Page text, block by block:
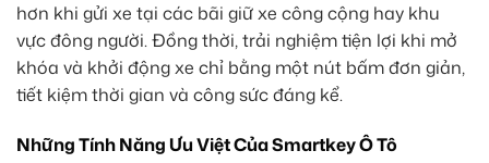
hơn khi gửi xe tại các bãi giữ xe công cộng hay khu
vực đông người. Đồng thời, trải nghiệm tiện lợi khi mở
khóa và khởi động xe chỉ bằng một nút bấm đơn giản,
tiết kiệm thời gian và công sức đáng kể.
Những Tính Năng Ưu Việt Của Smartkey Ô Tô